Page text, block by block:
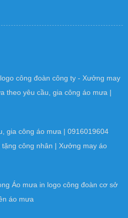
công đoàn công ty - Xưởng may
theo yêu cầu, gia công áo mưa |
gia công áo mưa | 0916019604
công nhân | Xưởng may áo
Áo mưa in logo công đoàn cơ sở
áo mưa